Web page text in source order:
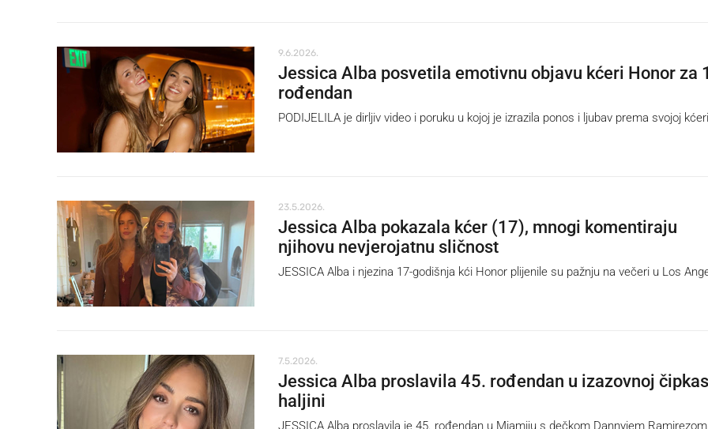
9.6.2026.
Jessica Alba posvetila emotivnu objavu kćeri Honor za
rođendan
PODIJELILA je dirljiv video i poruku u kojoj je izrazila ponos i ljubav prema svojoj
23.5.2026.
Jessica Alba pokazala kćer (17), mnogi komentiraju
njihovu nevjerojatnu sličnost
JESSICA Alba i njezina 17-godišnja kći Honor plijenile su pažnju na večeri u Los
7.5.2026.
Jessica Alba proslavila 45. rođendan u izazovnoj
haljini
JESSICA Alba proslavila je 45. rođendan u Miamiju s dečkom Dannyjem